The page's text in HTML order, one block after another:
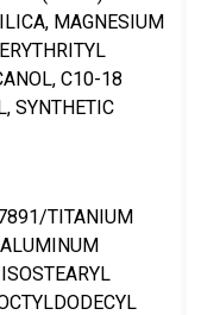
MAGNESIUM
C10-18
SYNTHETIC
TITANIUM